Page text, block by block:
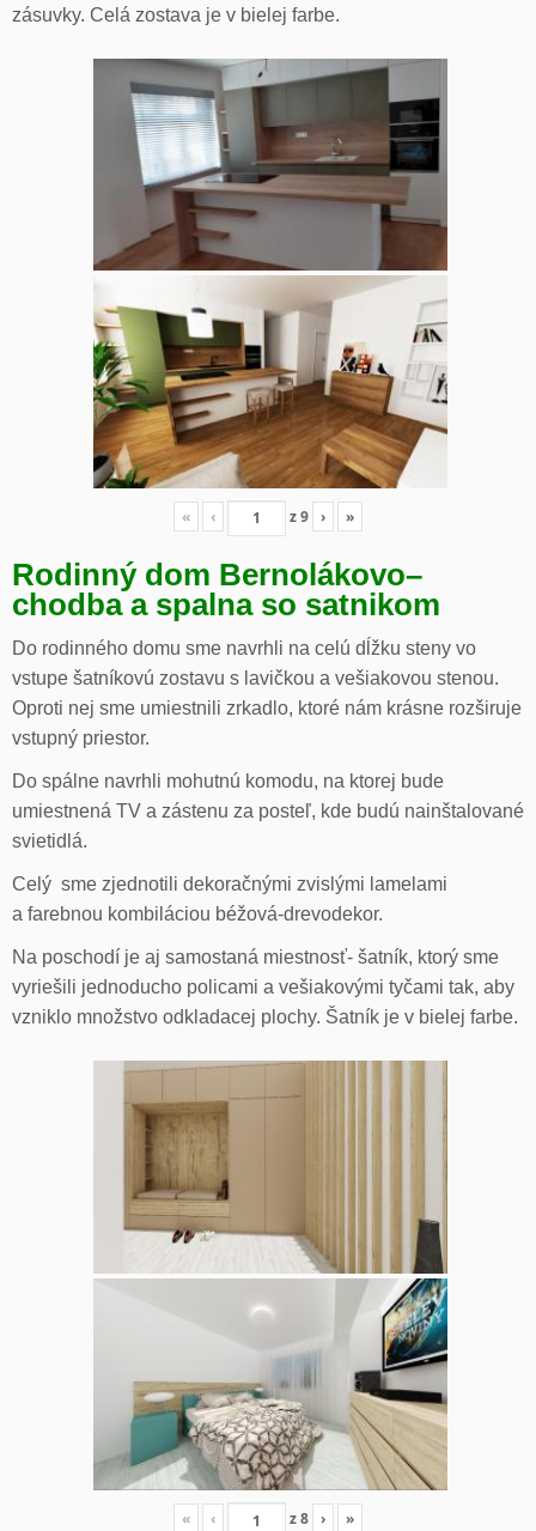
zásuvky. Celá zostava je v bielej farbe.
« ‹ z9 › »
Rodinný dom Bernolákovo–
chodba a spalna so satnikom
Do rodinného domu sme navrhli na celú dĺžku steny vo
vstupe šatníkovú zostavu s lavičkou a vešiakovou stenou.
Oproti nej sme umiestnili zrkadlo, ktoré nám krásne rozširuje
vstupný priestor.
Do spálne navrhli mohutnú komodu, na ktorej bude
umiestnená TV a zástenu za posteľ, kde budú nainštalované
svietidlá.
Celý sme zjednotili dekoračnými zvislými lamelami
a farebnou kombiláciou béžová-drevodekor.
Na poschodí je aj samostaná miestnosť- šatník, ktorý sme
vyriešili jednoducho policami a vešiakovými tyčami tak, aby
vzniklo množstvo odkladacej plochy. Šatník je v bielej farbe.
« ‹ z8 › »